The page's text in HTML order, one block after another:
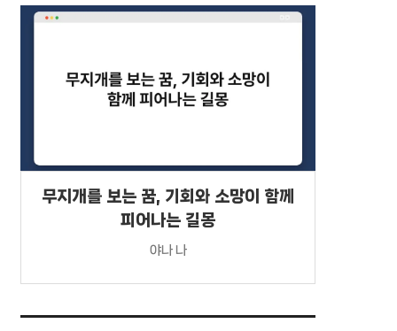
무지개를 보는 꿈, 기회와 소망이 함께
피어나는 길몽
야나 나